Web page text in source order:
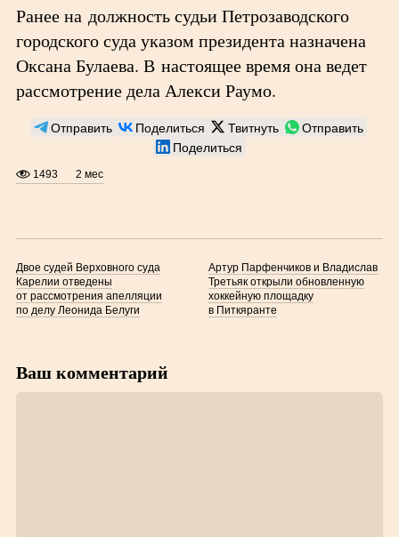
Ранее на должность судьи Петрозаводского
городского суда указом президента назначена
Оксана Булаева. В настоящее время она ведет
рассмотрение дела Алекси Раумо.
Отправить Поделиться Твитнуть
Отправить
Поделиться
1493 2 мес
Двое судей Верховного суда
Карелии отведены
от рассмотрения апелляции
по делу Леонида Белуги
Артур Парфенчиков и Владислав
Третьяк открыли обновленную
хоккейную площадку
в Питкяранте
Ваш комментарий